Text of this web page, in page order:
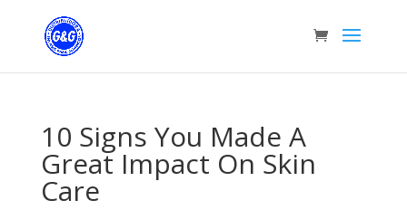
10 Signs You Made A
Great Impact On Skin
Care